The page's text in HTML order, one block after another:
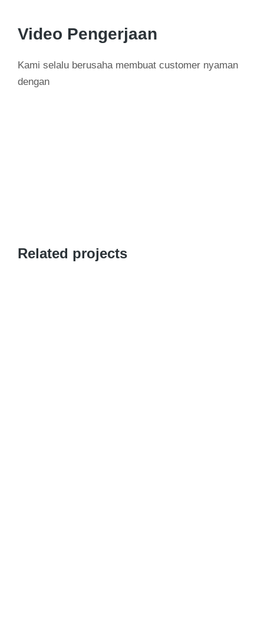
Video Pengerjaan
Kami selalu berusaha membuat customer nyaman
dengan
Related projects